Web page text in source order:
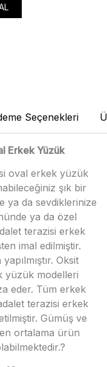
Seçenekleri
Erkek Yüzük
oval erkek yüzük
şık bir
ya da sevdiklerinize
ya da özel
terazisi erkek
imal edilmiştir.
Oksit
yüzük modelleri
eder. Tüm erkek
terazisi erkek
Gümüş ve
ortalama ürün